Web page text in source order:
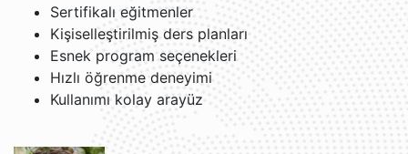
Sertifikalı eğitmenler
Kişiselleştirilmiş ders planları
Esnek program seçenekleri
Hızlı öğrenme deneyimi
Kullanımı kolay arayüz